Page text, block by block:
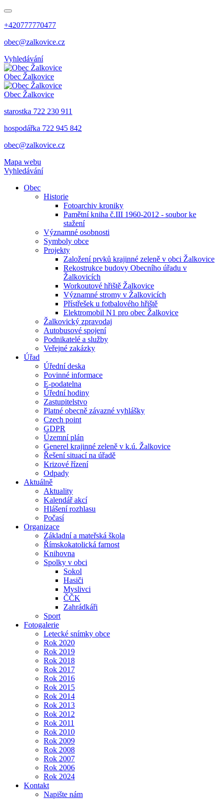
+420777770477
obec@zalkovice.cz
Vyhledávání
Obec Žalkovice
Obec Žalkovice
starostka 722 230 911
hospodářka 722 945 842
obec@zalkovice.cz
Mapa webu
Vyhledávání
Obec
Historie
Fotoarchiv kroniky
Pamětní kniha č.III 1960-2012 - soubor ke
stažení
Významné osobnosti
Symboly obce
Projekty
Založení prvků krajinné zeleně v obci Žalkovice
Rekostrukce budovy Obecního úřadu v
Žalkovicích
Workoutové hřiště Žalkovice
Významné stromy v Žalkovicích
Přístřešek u fotbalového hřiště
Elektromobil N1 pro obec Žalkovice
Žalkovický zpravodaj
Autobusové spojení
Podnikatelé a služby
Veřejné zakázky
Úřad
Úřední deska
Povinné informace
E-podatelna
Úřední hodiny
Zastupitelstvo
Platné obecně závazné vyhlášky
Czech point
GDPR
Územní plán
Generel krajinné zeleně v k.ú. Žalkovice
Řešení situací na úřadě
Krizové řízení
Odpady
Aktuálně
Aktuality
Kalendář akcí
Hlášení rozhlasu
Počasí
Organizace
Základní a mateřská škola
Římskokatolická farnost
Knihovna
Spolky v obci
Sokol
Hasiči
Myslivci
ČČK
Zahrádkáři
Sport
Fotogalerie
Letecké snímky obce
Rok 2020
Rok 2019
Rok 2018
Rok 2017
Rok 2016
Rok 2015
Rok 2014
Rok 2013
Rok 2012
Rok 2011
Rok 2010
Rok 2009
Rok 2008
Rok 2007
Rok 2006
Rok 2024
Kontakt
Napište nám